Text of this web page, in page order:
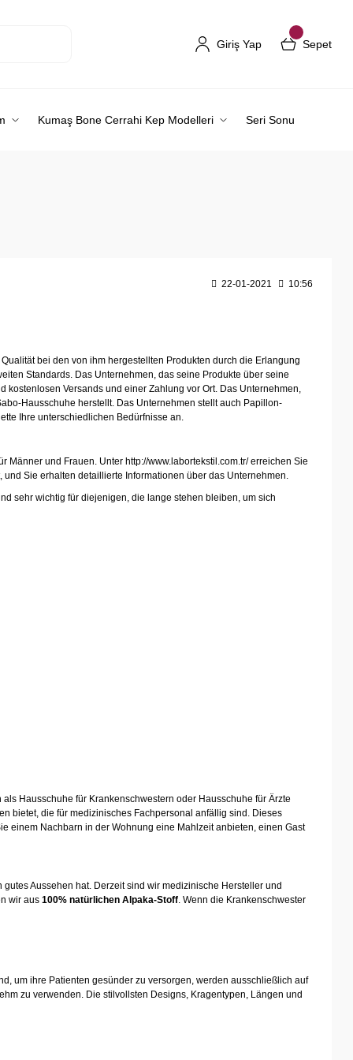
Giriş Yap Sepet
Kumaş Bone Cerrahi Kep Modelleri Seri Sonu
22-01-2021 10:56
bei den von ihm hergestellten Produkten durch die Erlangung
Standards. Das Unternehmen, das seine Produkte über seine
kostenlosen Versands und einer Zahlung vor Ort. Das Unternehmen,
Hausschuhe herstellt. Das Unternehmen stellt auch Papillon-
Ihre unterschiedlichen Bedürfnisse an.
und Frauen. Unter http://www.labortekstil.com.tr/ erreichen Sie
Sie erhalten detaillierte Informationen über das Unternehmen.
sehr wichtig für diejenigen, die lange stehen bleiben, um sich
Hausschuhe für Krankenschwestern oder Hausschuhe für Ärzte
bietet, die für medizinisches Fachpersonal anfällig sind. Dieses
einem Nachbarn in der Wohnung eine Mahlzeit anbieten, einen Gast
Aussehen hat. Derzeit sind wir medizinische Hersteller und
wir aus 100% natürlichen Alpaka-Stoff. Wenn die Krankenschwester
um ihre Patienten gesünder zu versorgen, werden ausschließlich auf
zu verwenden. Die stilvollsten Designs, Kragentypen, Längen und